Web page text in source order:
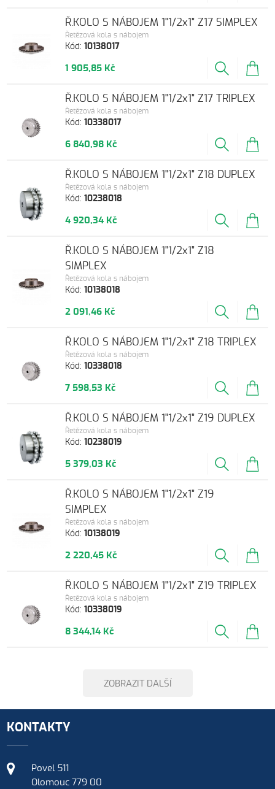
Kód:10138017
Řetězová kola s nábojem
Ř.KOLO S NÁBOJEM 1"1/2x1" Z17 SIMPLEX
1 905,85 Kč
Kód:10338017
Řetězová kola s nábojem
Ř.KOLO S NÁBOJEM 1"1/2x1" Z17 TRIPLEX
6 840,98 Kč
Kód:10238018
Řetězová kola s nábojem
Ř.KOLO S NÁBOJEM 1"1/2x1" Z18 DUPLEX
4 920,34 Kč
Kód:10138018
Řetězová kola s nábojem
Ř.KOLO S NÁBOJEM 1"1/2x1" Z18
SIMPLEX
2 091,46 Kč
Kód:10338018
Řetězová kola s nábojem
Ř.KOLO S NÁBOJEM 1"1/2x1" Z18 TRIPLEX
7 598,53 Kč
Kód:10238019
Řetězová kola s nábojem
Ř.KOLO S NÁBOJEM 1"1/2x1" Z19 DUPLEX
5 379,03 Kč
Kód:10138019
Řetězová kola s nábojem
Ř.KOLO S NÁBOJEM 1"1/2x1" Z19
SIMPLEX
2 220,45 Kč
Kód:10338019
Řetězová kola s nábojem
Ř.KOLO S NÁBOJEM 1"1/2x1" Z19 TRIPLEX
8 344,14 Kč
ZOBRAZIT DALŠÍ
KONTAKTY
Povel 511
Olomouc 779 00